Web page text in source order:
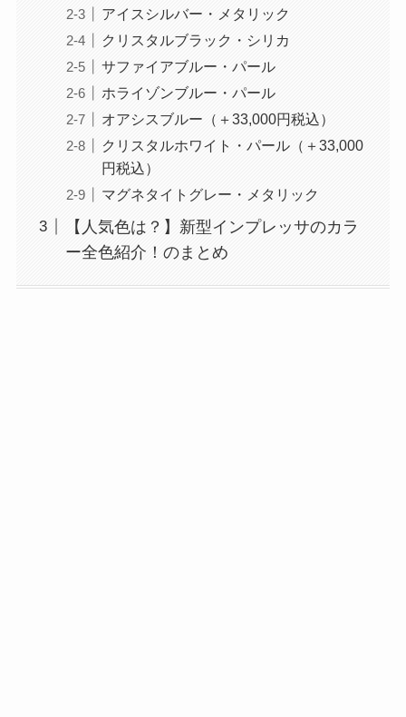
アイスシルバー・メタリック
クリスタルブラック・シリカ
サファイアブルー・パール
ホライゾンブルー・パール
オアシスブルー（＋33,000円税込）
クリスタルホワイト・パール（＋33,000
円税込）
マグネタイトグレー・メタリック
【人気色は？】新型インプレッサのカラ
ー全色紹介！のまとめ